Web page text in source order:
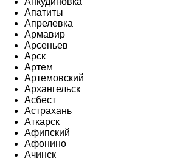
Апатиты
Апрелевка
Армавир
Арсеньев
Арск
Артем
Артемовский
Архангельск
Асбест
Астрахань
Аткарск
Афипский
Афонино
Ачинск